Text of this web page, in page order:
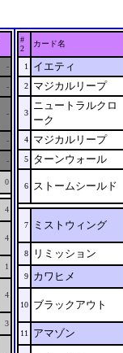
-
-
-
-
-
0
4
4
1
4
3
#
2
カード名
1
イエティ
2 マジカルリープ
3
ニュートラルクロ
ーク
4 マジカルリープ
5 ターンウォール
6 ストームシールド
7 ミストウィング
8 リミッション
9 カワヒメ
10 ブラックアウト
11 アマゾン